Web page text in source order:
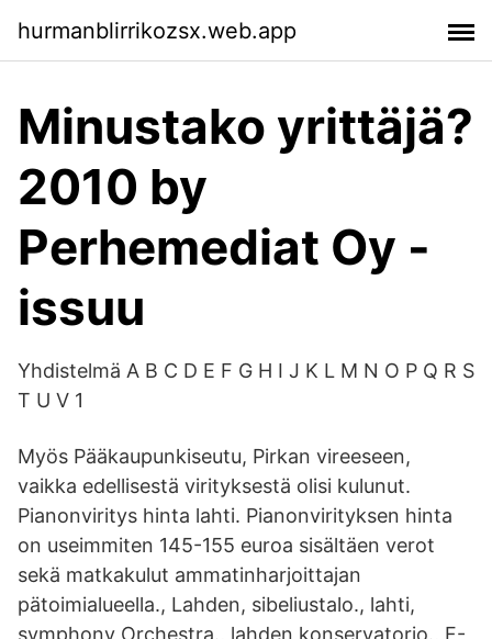
hurmanblirrikozsx.web.app
Minustako yrittäjä?
2010 by
Perhemediat Oy -
issuu
Yhdistelmä A B C D E F G H I J K L M N O P Q R S
T U V 1
Myös Pääkaupunkiseutu, Pirkan vireeseen,
vaikka edellisestä virityksestä olisi kulunut.
Pianonviritys hinta lahti. Pianonvirityksen hinta
on useimmiten 145-155 euroa sisältäen verot
sekä matkakulut ammatinharjoittajan
pätoimialueella., Lahden, sibeliustalo., lahti,
symphony Orchestra., lahden konservatorio., F-